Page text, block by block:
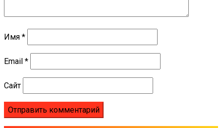
Имя *
Email *
Сайт